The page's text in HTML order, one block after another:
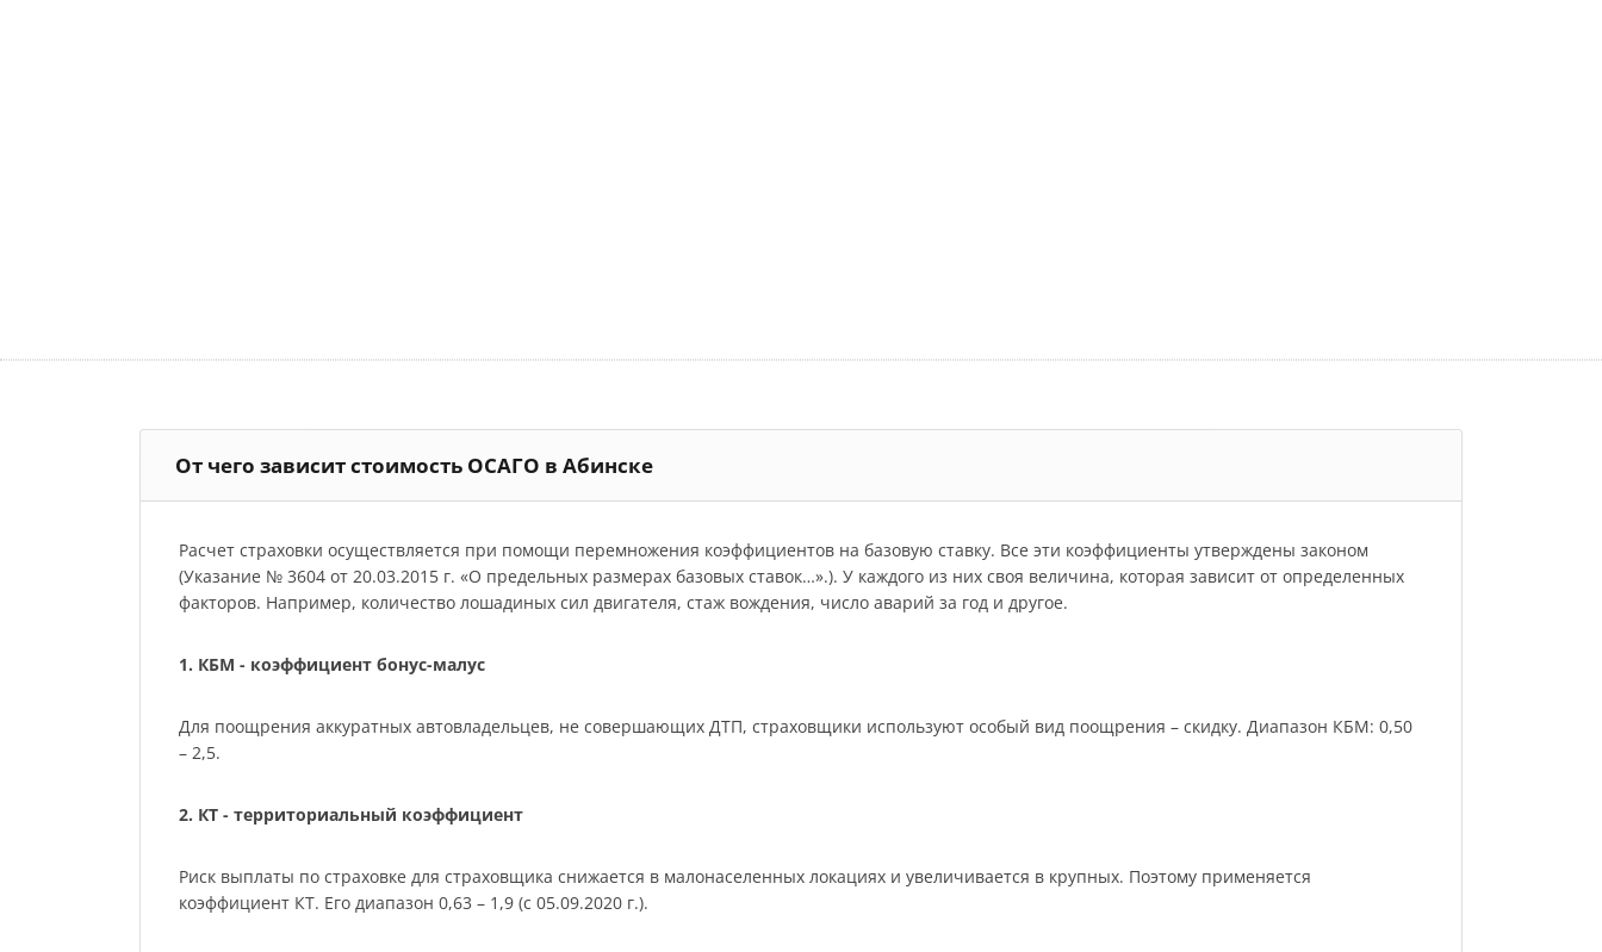
От чего зависит стоимость ОСАГО в Абинске
Расчет страховки осуществляется при помощи перемножения коэффициентов на базовую ставку. Все эти коэффициенты утверждены законом
(Указание № 3604 от 20.03.2015 г. «О предельных размерах базовых ставок…».). У каждого из них своя величина, которая зависит от определенных
факторов. Например, количество лошадиных сил двигателя, стаж вождения, число аварий за год и другое.
1. КБМ - коэффициент бонус-малус
Для поощрения аккуратных автовладельцев, не совершающих ДТП, страховщики используют особый вид поощрения – скидку. Диапазон КБМ: 0,50
– 2,5.
2. КТ - территориальный коэффициент
Риск выплаты по страховке для страховщика снижается в малонаселенных локациях и увеличивается в крупных. Поэтому применяется
коэффициент КТ. Его диапазон 0,63 – 1,9 (с 05.09.2020 г.).